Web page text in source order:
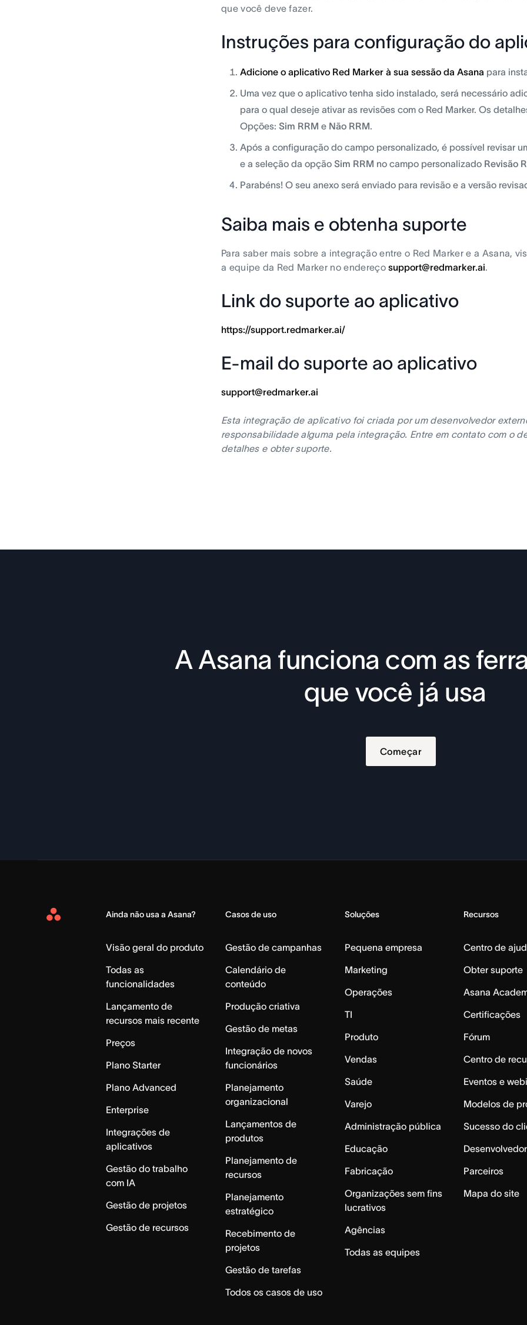
que você deve fazer.
Instruções para configuração do
Adicione o aplicativo Red Marker à sua sessão da Asana para
Uma vez que o aplicativo tenha sido instalado, será necessário
para o qual deseje ativar as revisões com o Red Marker. Os
Opções: Sim RRM e Não RRM.
Após a configuração do campo personalizado, é possível revisar
e a seleção da opção Sim RRM no campo personalizado Revisão
Parabéns! O seu anexo será enviado para revisão e a versão
Saiba mais e obtenha suporte
Para saber mais sobre a integração entre o Red Marker e a Asana,
a equipe da Red Marker no endereçosupport@redmarker.ai.
Link do suporte ao aplicativo
https://support.redmarker.ai/
E-mail do suporte ao aplicativo
support@redmarker.ai
Esta integração de aplicativo foi criada por um desenvolvedor
responsabilidade alguma pela integração. Entre em contato com o
detalhes e obter suporte.
A Asana funciona com as
que você já usa
Começar
Asana
Ainda não usa a Asana?
Visão geral do produto
Todas as
funcionalidades
Lançamento de
recursos mais recente
Preços
Plano Starter
Plano Advanced
Enterprise
Integrações de
aplicativos
Gestão do trabalho
com IA
Gestão de projetos
Gestão de recursos
Casos de uso
Gestão de campanhas
Calendário de
conteúdo
Produção criativa
Gestão de metas
Integração de novos
funcionários
Planejamento
organizacional
Lançamentos de
produtos
Planejamento de
recursos
Planejamento
estratégico
Recebimento de
projetos
Gestão de tarefas
Todos os casos de uso
Soluções
Pequena empresa
Marketing
Operações
TI
Produto
Vendas
Saúde
Varejo
Administração pública
Educação
Fabricação
Organizações sem fins
lucrativos
Agências
Todas as equipes
Recursos
Centro de
Obter suporte
Asana
Certificações
Fórum
Centro de
Eventos e
Modelos de
Sucesso do
Parceiros
Mapa do site